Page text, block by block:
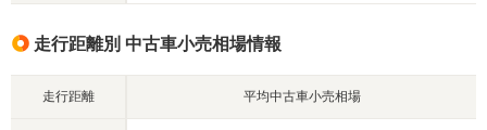
走行距離別 中古車小売相場情報
走行距離 平均中古車小売相場